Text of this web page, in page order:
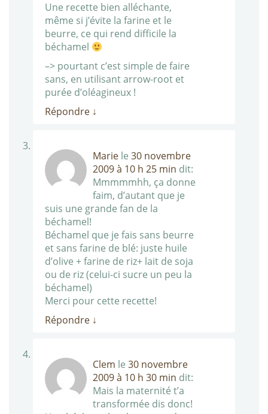
Une recette bien alléchante,
même si j’évite la farine et le
beurre, ce qui rend difficile la
béchamel
–> pourtant c’est simple de faire
sans, en utilisant arrow-root et
purée d’oléagineux !
Répondre ↓
Marie le 30 novembre
2009 à 10 h 25 min dit:
Mmmmmhh, ça donne
faim, d’autant que je
suis une grande fan de la
béchamel!
Béchamel que je fais sans beurre
et sans farine de blé: juste huile
d’olive + farine de riz+ lait de soja
ou de riz (celui-ci sucre un peu la
béchamel)
Merci pour cette recette!
Répondre ↓
Clem le 30 novembre
2009 à 10 h 30 min dit:
Mais la maternité t’a
transformée dis donc!